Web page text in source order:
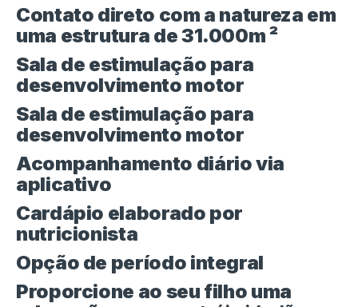
Contato direto com a natureza em
uma estrutura de 31.000m ²
Sala de estimulação para
desenvolvimento motor
Sala de estimulação para
desenvolvimento motor
Acompanhamento diário via
aplicativo
Cardápio elaborado por
nutricionista
Opção de período integral
Proporcione ao seu filho uma